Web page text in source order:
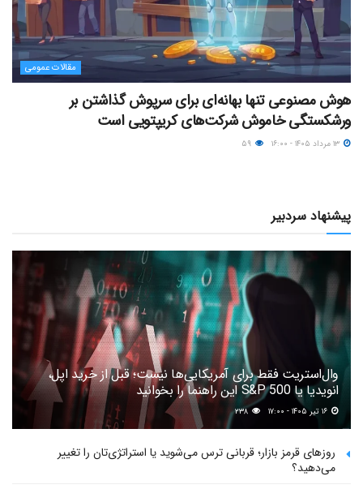
مقالات عمومی
هوش مصنوعی تنها بهانه‌ای برای سرپوش گذاشتن بر
ورشکستگی خاموش شرکت‌های کریپتویی است
پیشنهاد سردبیر
وال‌استریت فقط برای آمریکایی‌ها نیست؛ قبل از خرید اپل،
انویدیا یا S&P 500 این راهنما را بخوانید
۲۳۸
روزهای قرمز بازار؛ قربانی ترس می‌شوید یا استراتژی‌تان را تغییر
می‌دهید؟